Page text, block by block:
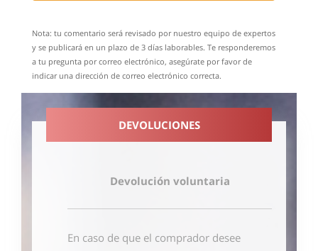
Nota: tu comentario será revisado por nuestro equipo de expertos
y se publicará en un plazo de 3 días laborables. Te responderemos
a tu pregunta por correo electrónico, asegúrate por favor de
indicar una dirección de correo electrónico correcta.
DEVOLUCIONES
Devolución voluntaria
En caso de que el comprador desee